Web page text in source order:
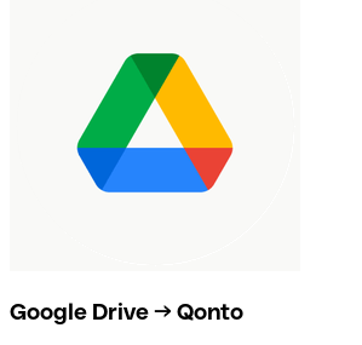
Google Drive → Qonto